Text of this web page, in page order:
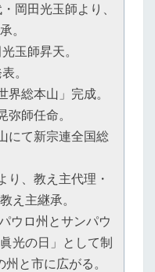
岡田光玉師より、
。
玉師昇天。
。
総本山」完成。
師任命。
にて新宗連全国総
り、教え主代理・
え主継承。
ロ州とサンパウ
光の日」として制
と市に広がる。